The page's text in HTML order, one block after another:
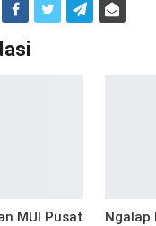
MUI Pusat
Ngalap